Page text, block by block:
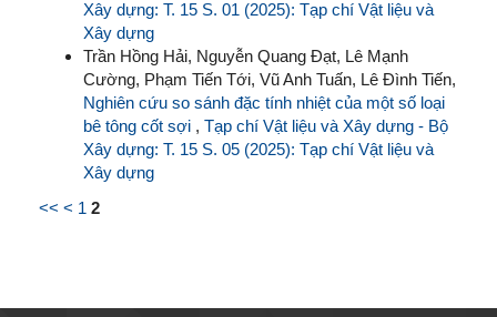
Xây dựng: T. 15 S. 01 (2025): Tạp chí Vật liệu và
Xây dựng
Trần Hồng Hải, Nguyễn Quang Đạt, Lê Mạnh
Cường, Phạm Tiến Tới, Vũ Anh Tuấn, Lê Đình Tiến,
Nghiên cứu so sánh đặc tính nhiệt của một số loại
bê tông cốt sợi , Tạp chí Vật liệu và Xây dựng - Bộ
Xây dựng: T. 15 S. 05 (2025): Tạp chí Vật liệu và
Xây dựng
<< < 1 2